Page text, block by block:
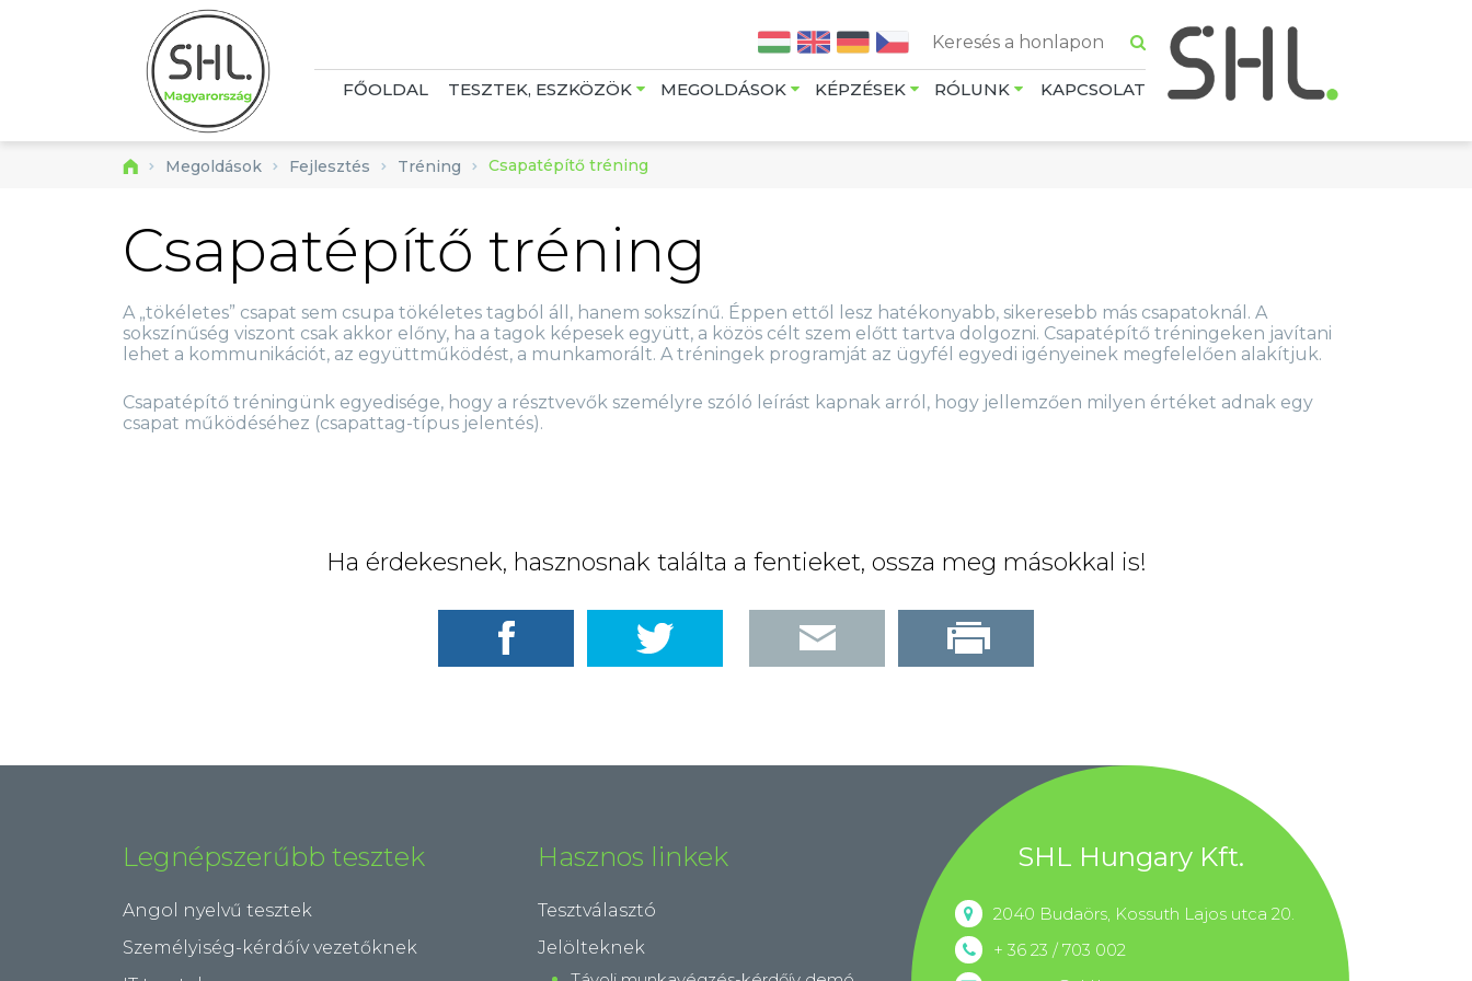
FŐOLDAL TESZTEK, ESZKÖZÖK MEGOLDÁSOK KÉPZÉSEK RÓLUNK KAPCSOLAT
Megoldások Fejlesztés Tréning Csapatépítő tréning
Csapatépítő tréning
A „tökéletes” csapat sem csupa tökéletes tagból áll, hanem sokszínű. Éppen ettől lesz hatékonyabb, sikeresebb más csapatoknál. A
sokszínűség viszont csak akkor előny, ha a tagok képesek együtt, a közös célt szem előtt tartva dolgozni. Csapatépítő tréningeken javítani
lehet a kommunikációt, az együttműködést, a munkamorált. A tréningek programját az ügyfél egyedi igényeinek megfelelően alakítjuk.
Csapatépítő tréningünk egyedisége, hogy a résztvevők személyre szóló leírást kapnak arról, hogy jellemzően milyen értéket adnak egy
csapat működéséhez (csapattag-típus jelentés).
Ha érdekesnek, hasznosnak találta a fentieket, ossza meg másokkal is!
Legnépszerűbb tesztek
Angol nyelvű tesztek
Személyiség-kérdőív vezetőknek
Hasznos linkek
Tesztválasztó
Jelölteknek
SHL Hungary Kft.
2040 Budaörs, Kossuth Lajos utca 20.
+ 36 23 / 703 002